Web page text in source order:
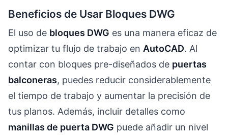
AutoCAD 2D
Alzado y
Beneficios de Usar Bloques DWG
El uso de bloques DWG es una manera eficaz de
optimizar tu flujo de trabajo en AutoCAD. Al
contar con bloques pre-diseñados de puertas
balconeras, puedes reducir considerablemente
el tiempo de trabajo y aumentar la precisión de
tus planos. Además, incluir detalles como
manillas de puerta DWG puede añadir un nivel